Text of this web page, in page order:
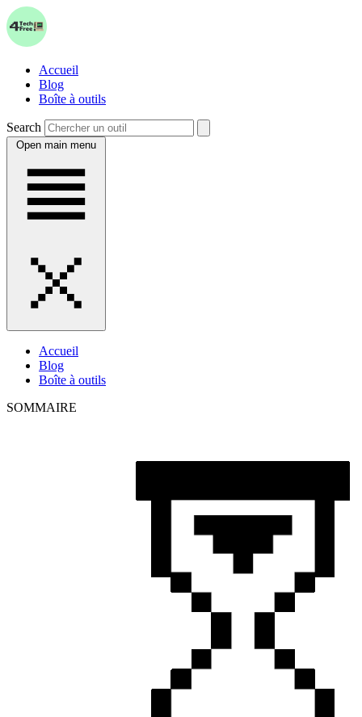
Accueil
Blog
Boîte à outils
Search
Open main menu
Accueil
Blog
Boîte à outils
SOMMAIRE